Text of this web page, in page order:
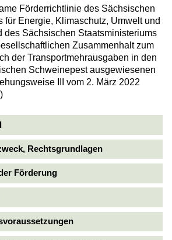
Förderrichtlinie des Sächsischen
für Energie, Klimaschutz, Umwelt und
des Sächsischen Staatsministeriums
Zusammenhalt zum
der Transportmehrausgaben in den
Schweinepest ausgewiesenen
III vom 2. März 2022
Rechtsgrundlagen
Förderung